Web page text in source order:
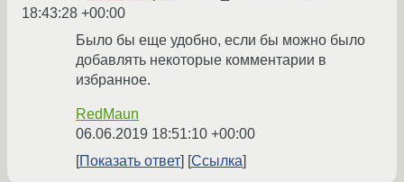
18:43:28 +00:00
Было бы еще удобно, если бы можно было
добавлять некоторые комментарии в
избранное.
RedMaun
06.06.2019 18:51:10 +00:00
Показать ответ
Ссылка